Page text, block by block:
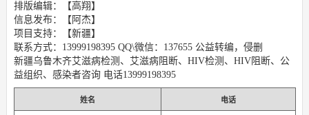
排版编辑：【高翔】
信息发布：【阿杰】
项目支持：【新疆】
联系方式：13999198395 QQ\微信：137655 公益转编，侵删
新疆乌鲁木齐艾滋病检测、艾滋病阻断、HIV检测、HIV阻断、公
益组织、感染者咨询 电话13999198395
姓名 电话